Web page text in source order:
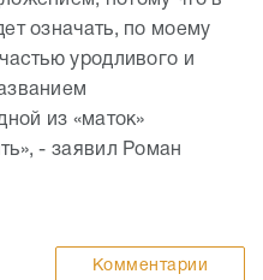
означать, по моему
уродливого и
из «маток»
- заявил Роман
Комментарии